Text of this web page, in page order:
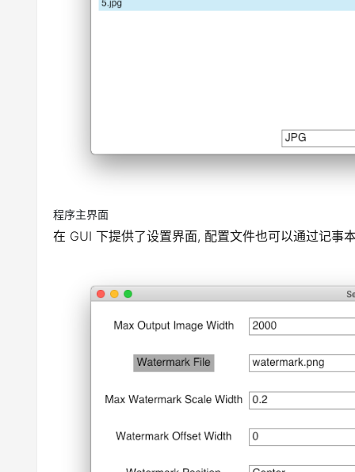
程序主界面
在 GUI 下提供了设置界面, 配置文件也可以通过记事